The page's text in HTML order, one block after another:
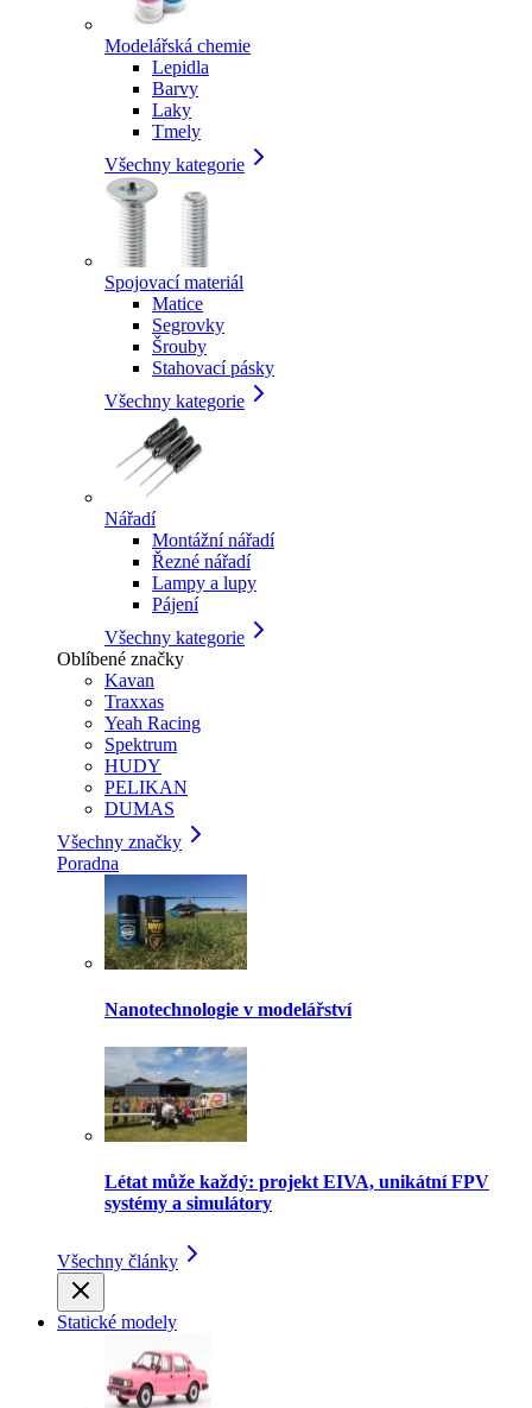
Modelářská chemie
Lepidla
Barvy
Laky
Tmely
Všechny kategorie
Spojovací materiál
Matice
Segrovky
Šrouby
Stahovací pásky
Všechny kategorie
Nářadí
Montážní nářadí
Řezné nářadí
Lampy a lupy
Pájení
Všechny kategorie
Oblíbené značky
Kavan
Traxxas
Yeah Racing
Spektrum
HUDY
PELIKAN
DUMAS
Všechny značky
Poradna
Nanotechnologie v modelářství
Létat může každý: projekt EIVA, unikátní FPV
systémy a simulátory
Všechny články
Statické modely